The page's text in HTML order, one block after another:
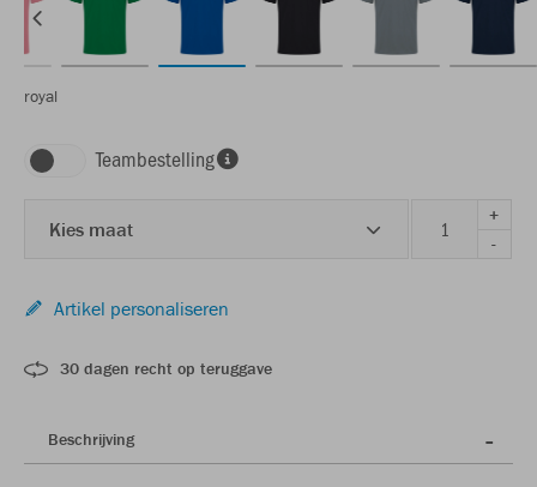
royal
Teambestelling
Kies maat
+
-
Artikel personaliseren
30 dagen recht op teruggave
Beschrijving